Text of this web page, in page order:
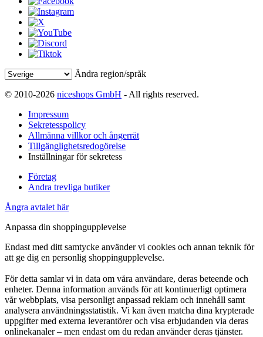
Ändra region/språk
© 2010-2026 niceshops GmbH - All rights reserved.
Impressum
Sekretesspolicy
Allmänna villkor och ångerrät
Tillgänglighetsredogörelse
Inställningar för sekretess
Företag
Andra trevliga butiker
Ångra avtalet här
Anpassa din shoppingupplevelse
Endast med ditt samtycke använder vi cookies och annan teknik för
att ge dig en personlig shoppingupplevelse.
För detta samlar vi in data om våra användare, deras beteende och
enheter. Denna information används för att kontinuerligt optimera
vår webbplats, visa personligt anpassad reklam och innehåll samt
analysera användningsstatistik. Vi kan även matcha dina krypterade
uppgifter med externa leverantörer och visa erbjudanden via deras
onlinekanaler – men endast om du redan använder deras tjänster.